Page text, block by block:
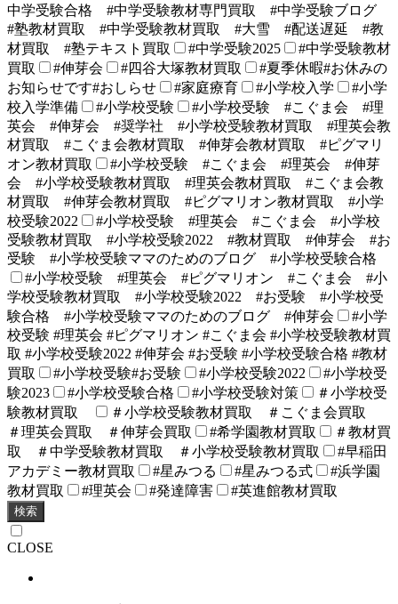
中学受験合格 #中学受験教材専門買取 #中学受験ブログ
#塾教材買取 #中学受験教材買取 #大雪 #配送遅延 #教
材買取 #塾テキスト買取
#中学受験2025
#中学受験教材
買取
#伸芽会 #四谷大塚教材買取
#夏季休暇#お休みの
お知らせです#おしらせ
#家庭療育 #小学校入学
#小学
校入学準備
#小学校受験
#小学校受験 #こぐま会 #理
英会 #伸芽会 #奨学社 #小学校受験教材買取 #理英会教
材買取 #こぐま会教材買取 #伸芽会教材買取 #ピグマリ
オン教材買取
#小学校受験 #こぐま会 #理英会 #伸芽
会 #小学校受験教材買取 #理英会教材買取 #こぐま会教
材買取 #伸芽会教材買取 #ピグマリオン教材買取 #小学
校受験2022
#小学校受験 #理英会 #こぐま会 #小学校
受験教材買取 #小学校受験2022 #教材買取 #伸芽会 #お
受験 #小学校受験ママのためのブログ #小学校受験合格
#小学校受験 #理英会 #ピグマリオン #こぐま会 #小
学校受験教材買取 #小学校受験2022 #お受験 #小学校受
験合格 #小学校受験ママのためのブログ #伸芽会
#小学
校受験 #理英会 #ピグマリオン #こぐま会 #小学校受験教材買
取 #小学校受験2022 #伸芽会 #お受験 #小学校受験合格 #教材
買取
#小学校受験#お受験 #小学校受験2022
#小学校受
験2023
#小学校受験合格 #小学校受験対策
＃小学校受
験教材買取
＃小学校受験教材買取 ＃こぐま会買取
＃理英会買取 ＃伸芽会買取
#希学園教材買取
＃教材買
取 ＃中学受験教材買取 ＃小学校受験教材買取
#早稲田
アカデミー教材買取
#星みつる #星みつる式
#浜学園
教材買取
#理英会 #発達障害 #英進館教材買取
検索
CLOSE